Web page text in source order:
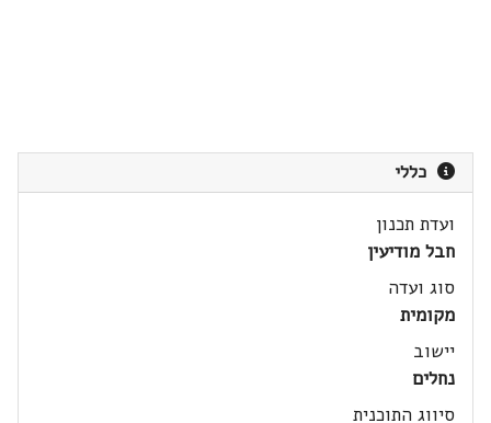
כללי
ועדת תכנון
חבל מודיעין
סוג ועדה
מקומית
יישוב
נחלים
סיווג התוכנית